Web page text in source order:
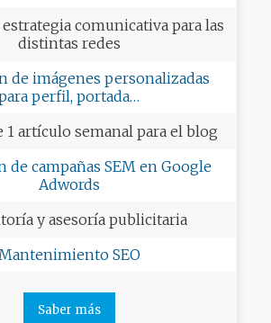
comunicativa para las
distintas redes
de imágenes personalizadas
perfil, portada…
1 artículo semanal para el blog
de campañas SEM en Google
Adwords
y asesoría publicitaria
Mantenimiento SEO
Saber más